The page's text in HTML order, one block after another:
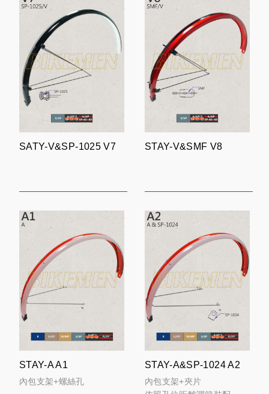
SATY-V&SP-1025 V7 STAY-V&SMF V8
STAY-A A1
內包支架+螺絲孔
STAY-A&SP-1024 A2
內包支架+夾片